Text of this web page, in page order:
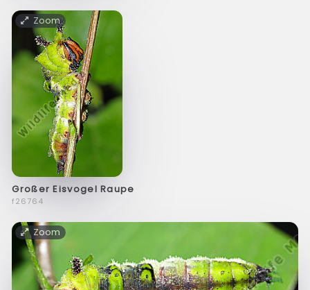
Zoom
Großer Eisvogel Raupe
f26764
Zoom